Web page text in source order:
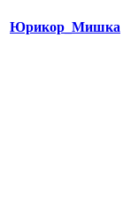
Юрикор_Мишка